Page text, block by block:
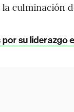
culminación
su liderazgo